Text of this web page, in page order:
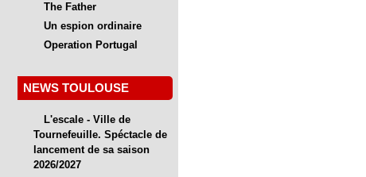
The Father
Un espion ordinaire
Operation Portugal
NEWS TOULOUSE
L'escale - Ville de
Tournefeuille. Spéctacle de
lancement de sa saison
2026/2027